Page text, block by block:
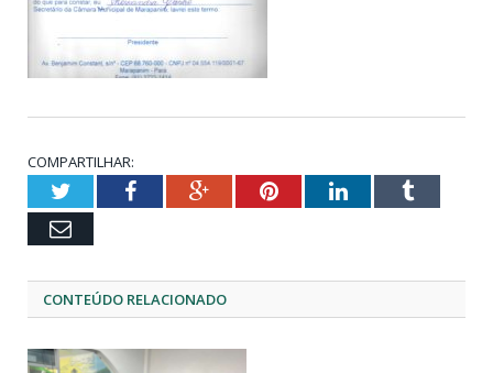
COMPARTILHAR:
TwitterFacebookGoogle+PinterestLinkedInTumblr
Email
CONTEÚDO RELACIONADO